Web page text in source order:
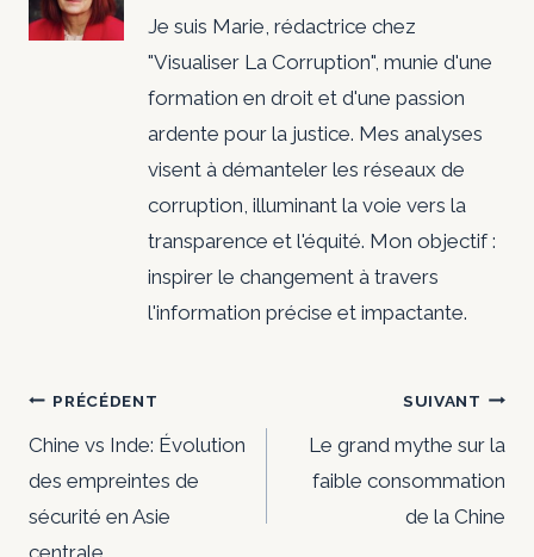
Je suis Marie, rédactrice chez
"Visualiser La Corruption", munie d'une
formation en droit et d'une passion
ardente pour la justice. Mes analyses
visent à démanteler les réseaux de
corruption, illuminant la voie vers la
transparence et l'équité. Mon objectif :
inspirer le changement à travers
l'information précise et impactante.
Navigation
de
l’article
PRÉCÉDENT
Chine vs Inde: Évolution
des empreintes de
sécurité en Asie
SUIVANT
Le grand mythe sur la
faible consommation
de la Chine